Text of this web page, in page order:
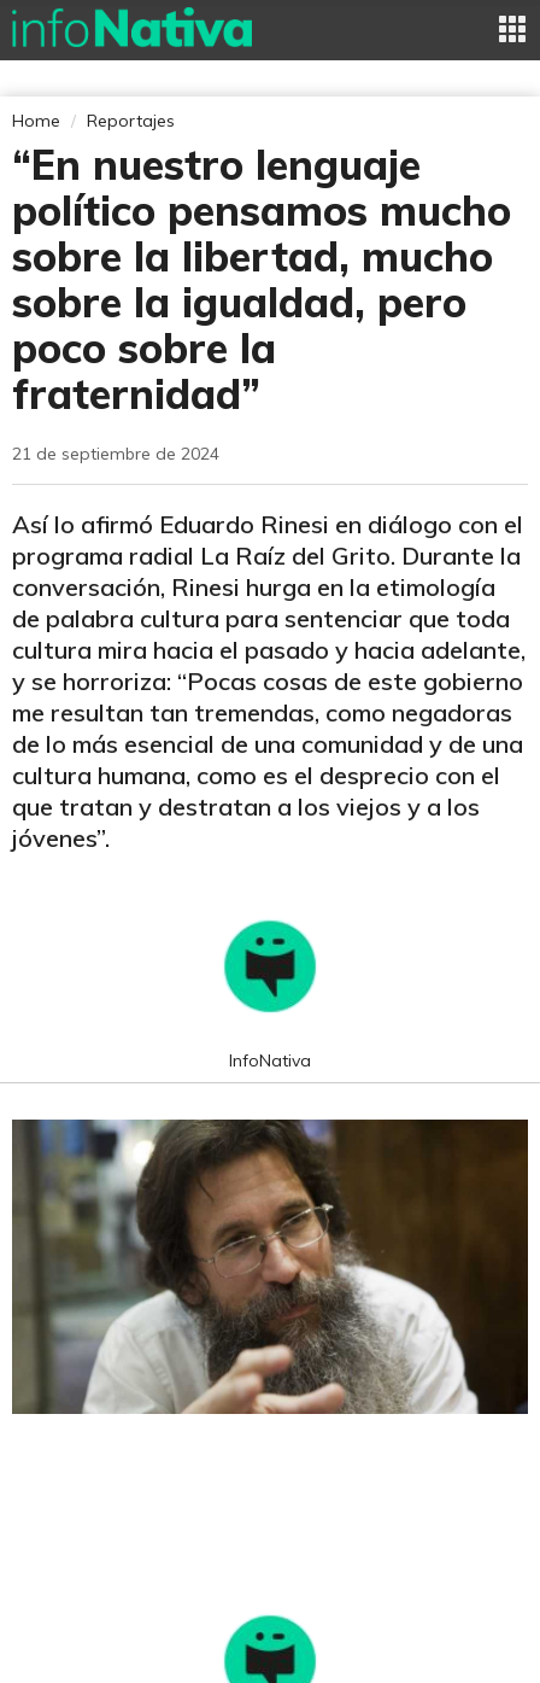
Home Reportajes
“En nuestro lenguaje
político pensamos mucho
sobre la libertad, mucho
sobre la igualdad, pero
poco sobre la
fraternidad”
21 de septiembre de 2024
Así lo afirmó Eduardo Rinesi en diálogo con el
programa radial La Raíz del Grito. Durante la
conversación, Rinesi hurga en la etimología
de palabra cultura para sentenciar que toda
cultura mira hacia el pasado y hacia adelante,
y se horroriza: “Pocas cosas de este gobierno
me resultan tan tremendas, como negadoras
de lo más esencial de una comunidad y de una
cultura humana, como es el desprecio con el
que tratan y destratan a los viejos y a los
jóvenes”.
InfoNativa